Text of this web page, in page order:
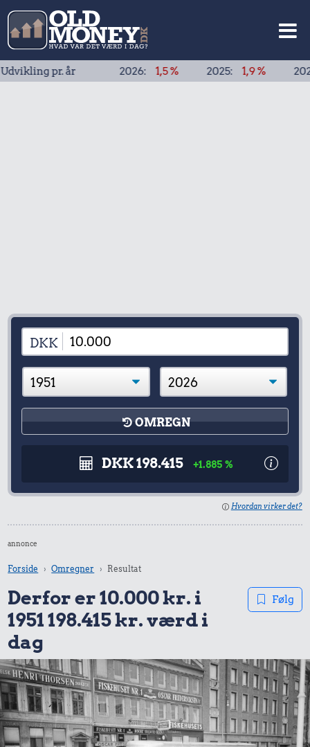
pr. år2026: 1,5 % 2025: 1,9 % 2024: 1,9 %
DKK
OMREGN
DKK 198.415 +1.885 %
Hvordan virker det?
annonce
Forside Omregner Resultat
Derfor er 10.000 kr. i
1951 198.415 kr. værd i
dag
Følg